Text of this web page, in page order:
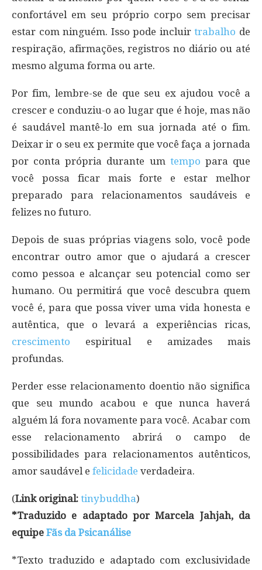
confortável em seu próprio corpo sem precisar
estar com ninguém. Isso pode incluirtrabalho de
respiração, afirmações, registros no diário ou até
mesmo alguma forma ou arte.
Por fim, lembre-se de que seu ex ajudou você a
crescer e conduziu-o ao lugar que é hoje, mas não
é saudável mantê-lo em sua jornada até o fim.
Deixar ir o seu ex permite que você faça a jornada
por conta própria durante um tempo para que
você possa ficar mais forte e estar melhor
preparado para relacionamentos saudáveis e
felizes no futuro.
Depois de suas próprias viagens solo, você pode
encontrar outro amor que o ajudará a crescer
como pessoa e alcançar seu potencial como ser
humano. Ou permitirá que você descubra quem
você é, para que possa viver uma vida honesta e
autêntica, que o levará a experiências ricas,
crescimento espiritual e amizades mais
profundas.
Perder esse relacionamento doentio não significa
que seu mundo acabou e que nunca haverá
alguém lá fora novamente para você. Acabar com
esse relacionamento abrirá o campo de
possibilidades para relacionamentos autênticos,
amor saudável e felicidade verdadeira.
(Link original: tinybuddha)
*Traduzido e adaptado por Marcela Jahjah, da
equipe Fãs da Psicanálise
*Texto traduzido e adaptado com exclusividade